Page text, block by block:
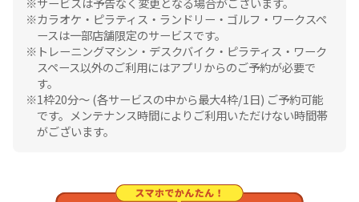
カラオケ・ピラティス・ランドリー・ゴルフ・ワークスペ
ースは一部店舗限定のサービスです。
トレーニングマシン・デスクバイク・ピラティス・ワーク
スペース以外のご利用にはアプリからのご予約が必要で
す。
1枠20分〜 (各サービスの中から最大4枠/1日) ご予約可能
です。メンテナンス時間によりご利用いただけない時間帯
がございます。